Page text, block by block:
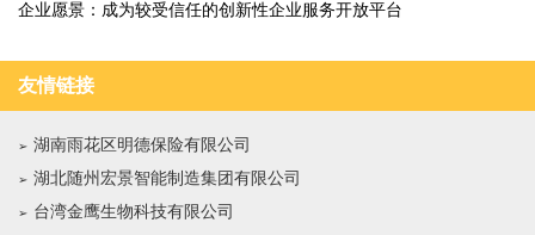
企业愿景：成为较受信任的创新性企业服务开放平台
友情链接
湖南雨花区明德保险有限公司
湖北随州宏景智能制造集团有限公司
台湾金鹰生物科技有限公司